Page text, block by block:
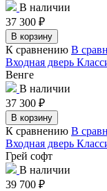
В наличии
37 300 ₽
В корзину
К сравнению В
Входная дверь
Венге
В наличии
37 300 ₽
В корзину
К сравнению В
Входная дверь
Грей софт
В наличии
39 700 ₽